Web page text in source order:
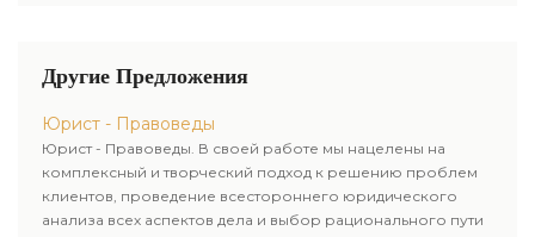
Другие Предложения
Юрист - Правоведы
Юрист - Правоведы. В своей работе мы нацелены на
комплексный и творческий подход к решению проблем
клиентов, проведение всестороннего юридического
анализа всех аспектов дела и выбор рационального пути